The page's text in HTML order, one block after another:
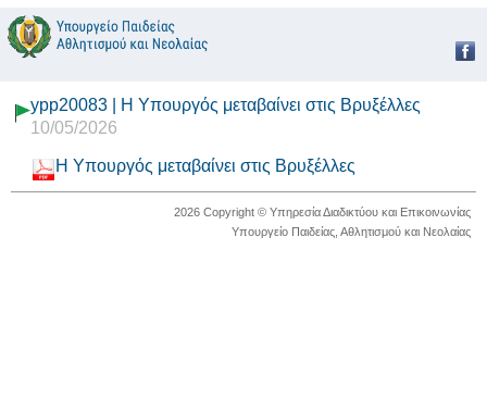
ypp20083 | Η Υπουργός μεταβαίνει στις Βρυξέλλες
10/05/2026
Η Υπουργός μεταβαίνει στις Βρυξέλλες
2026 Copyright © Υπηρεσία Διαδικτύου και Επικοινωνίας
Υπουργείο Παιδείας, Αθλητισμού και Νεολαίας